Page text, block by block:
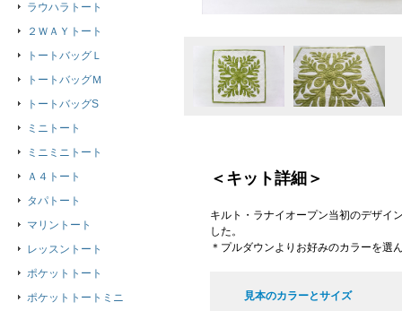
＜キット詳細＞
キルト・ラナイオープン当初のデザイ
した。
＊プルダウンよりお好みのカラーを選
見本のカラーとサイズ
ラウハラトート
２ＷＡＹトート
トートバッグＬ
トートバッグＭ
トートバッグS
ミニトート
ミニミニトート
Ａ４トート
タパトート
マリントート
レッスントート
ポケットトート
ポケットトートミニ